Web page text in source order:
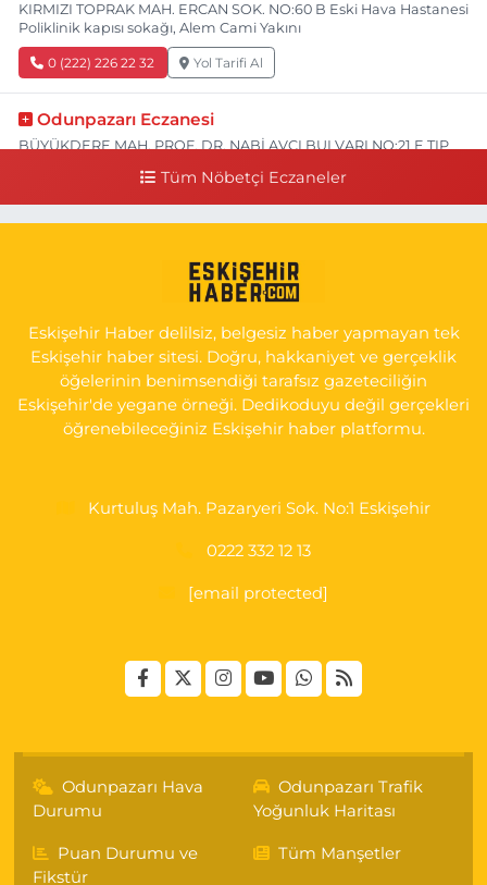
KIRMIZI TOPRAK MAH. ERCAN SOK. NO:60 B Eski Hava Hastanesi
Poliklinik kapısı sokağı, Alem Cami Yakını
0 (222) 226 22 32 Yol Tarifi Al
Odunpazarı Eczanesi
BÜYÜKDERE MAH. PROF. DR. NABİ AVCI BULVARI NO:21 E TIP
YENİDOĞAN MH.ŞEHİT SERKAN ÖZAYDIN CD.8 B ESKİ DEVLET
0 (222) 237 75 17 Yol Tarifi Al
Tüm Nöbetçi Eczaneler
Eskişehir Haber delilsiz, belgesiz haber yapmayan tek
Eskişehir haber sitesi. Doğru, hakkaniyet ve gerçeklik
öğelerinin benimsendiği tarafsız gazeteciliğin
Eskişehir'de yegane örneği. Dedikoduyu değil gerçekleri
öğrenebileceğiniz Eskişehir haber platformu.
Kurtuluş Mah. Pazaryeri Sok. No:1 Eskişehir
0222 332 12 13
[email protected]
Odunpazarı Hava
Durumu
Odunpazarı Trafik
Yoğunluk Haritası
Puan Durumu ve
Fikstür
Tüm Manşetler